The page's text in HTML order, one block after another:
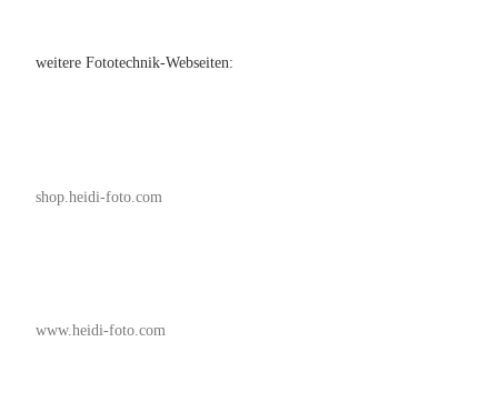
weitere Fototechnik-Webseiten:
shop.heidi-foto.com
www.heidi-foto.com